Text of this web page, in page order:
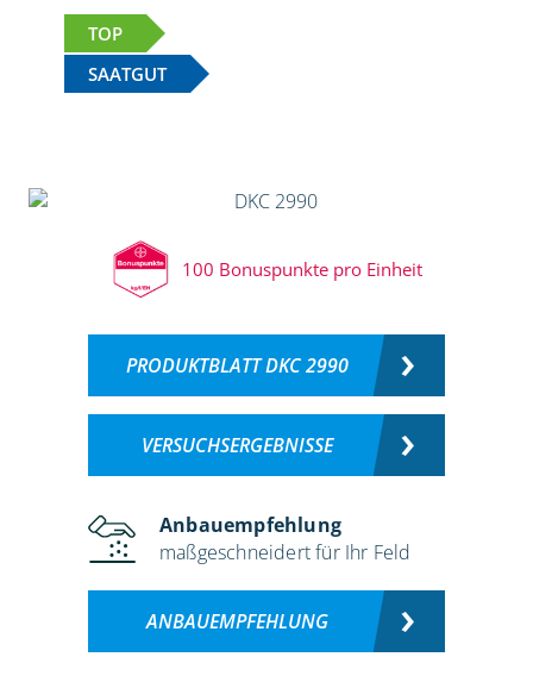
TOP
SAATGUT
100 Bonuspunkte pro Einheit
PRODUKTBLATT DKC 2990
VERSUCHSERGEBNISSE
Anbauempfehlung
maßgeschneidert für Ihr Feld
ANBAUEMPFEHLUNG